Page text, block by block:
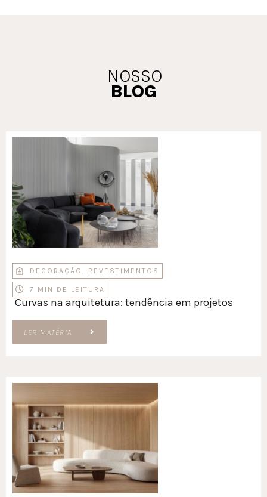
NOSSO
BLOG
DECORAÇÃO , REVESTIMENTOS
7 MIN DE LEITURA
Curvas na arquitetura: tendência em projetos
LER MATÉRIA